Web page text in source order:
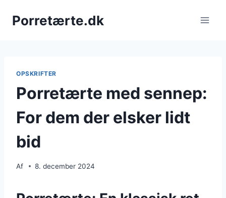
Porretærte.dk
OPSKRIFTER
Porretærte med sennep:
For dem der elsker lidt
bid
Af 8. december 2024